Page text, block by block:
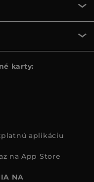
karty:
aplikáciu
NA